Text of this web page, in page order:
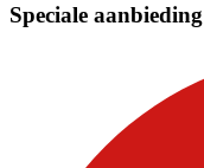
Speciale aanbieding